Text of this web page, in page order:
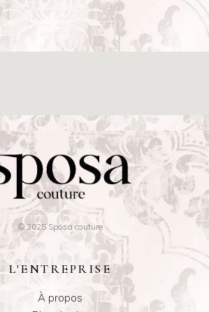
© 2025 Sposa couture
L'ENTREPRISE
À propos